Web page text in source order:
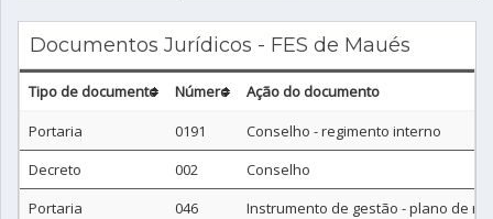
Documentos Jurídicos - FES de Maués
Tipo de documento Número
Ação do documento
Portaria
0191
Conselho - regimento interno
Decreto
002
Conselho
Portaria
046
Instrumento de gestão - plano de